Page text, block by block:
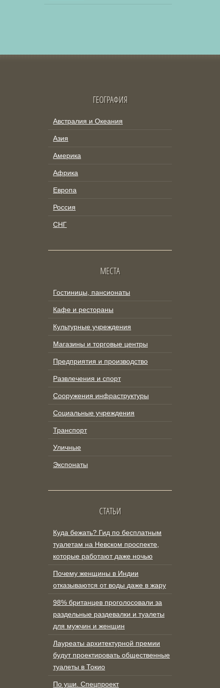
ГЕОГРАФИЯ
Австралия и Океания
Азия
Америка
Африка
Европа
Россия
СНГ
МЕСТА
Гостиницы, пансионаты
Кафе и рестораны
Культурные учреждения
Магазины и торговые центры
Предприятия и производство
Развлечения и спорт
Сооружения инфраструктуры
Социальные учреждения
Транспорт
Уличные
Экспонаты
СТАТЬИ
Куда бежать? Гид по бесплатным
туалетам на Невском проспекте,
которые работают даже ночью
Почему женщины в Индии
отказываются от воды даже в жару
98% британцев проголосовали за
раздельные раздевалки и туалеты
для мужчин и женщин
Лауреаты архитектурной премии
будут проектировать общественные
туалеты в Токио
По уши. Спецпроект